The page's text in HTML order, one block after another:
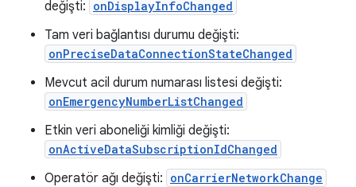
değişti: onDisplayInfoChanged
Tam veri bağlantısı durumu değişti:
onPreciseDataConnectionStateChanged
Mevcut acil durum numarası listesi değişti:
onEmergencyNumberListChanged
Etkin veri aboneliği kimliği değişti:
onActiveDataSubscriptionIdChanged
Operatör ağı değişti: onCarrierNetworkChange